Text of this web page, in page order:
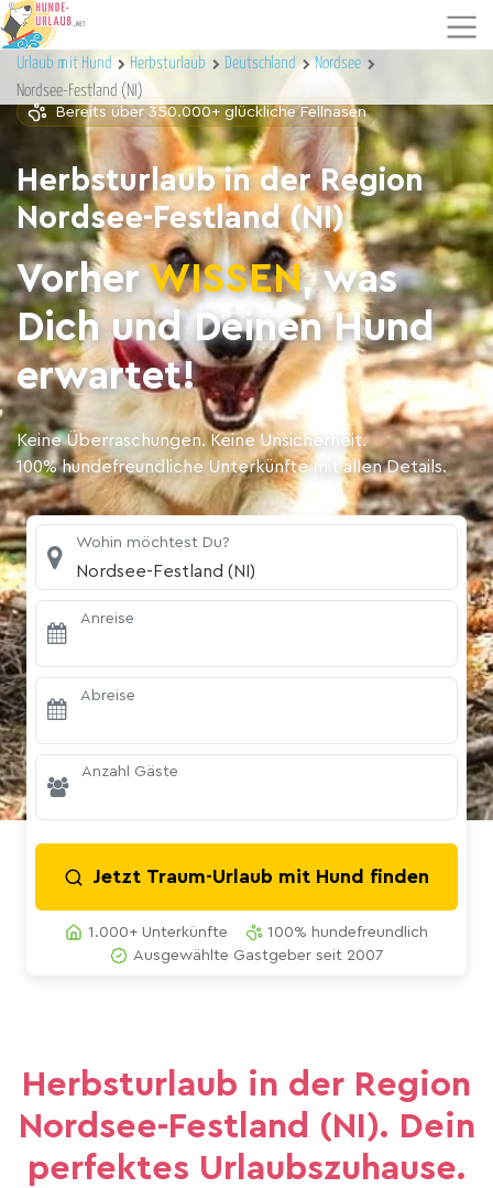
Urlaub mit Hund Herbsturlaub Deutschland
Nordsee
Nordsee-Festland (NI)
Bereits über 350.000+ glückliche Fellnasen
Herbsturlaub in der Region
Nordsee-Festland (NI)
VorherWISSEN, was
Dich und Deinen Hund
erwartet!
Keine Überraschungen. Keine Unsicherheit.
100% hundefreundliche Unterkünfte mit allen Details.
Wohin möchtest Du?
Nordsee-Festland (NI)
Anreise
Abreise
Anzahl Gäste
Jetzt Traum-Urlaub mit Hund finden
1.000+ Unterkünfte
100% hundefreundlich
Ausgewählte Gastgeber seit 2007
Herbsturlaub in der Region
Nordsee-Festland (NI). Dein
perfektes Urlaubszuhause.